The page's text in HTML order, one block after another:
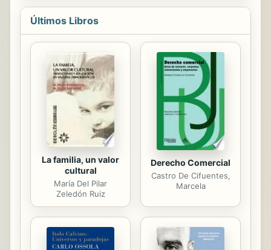
Últimos Libros
La familia, un valor
cultural
María Del Pilar
Zeledón Ruiz
Derecho Comercial
Castro De Cifuentes,
Marcela